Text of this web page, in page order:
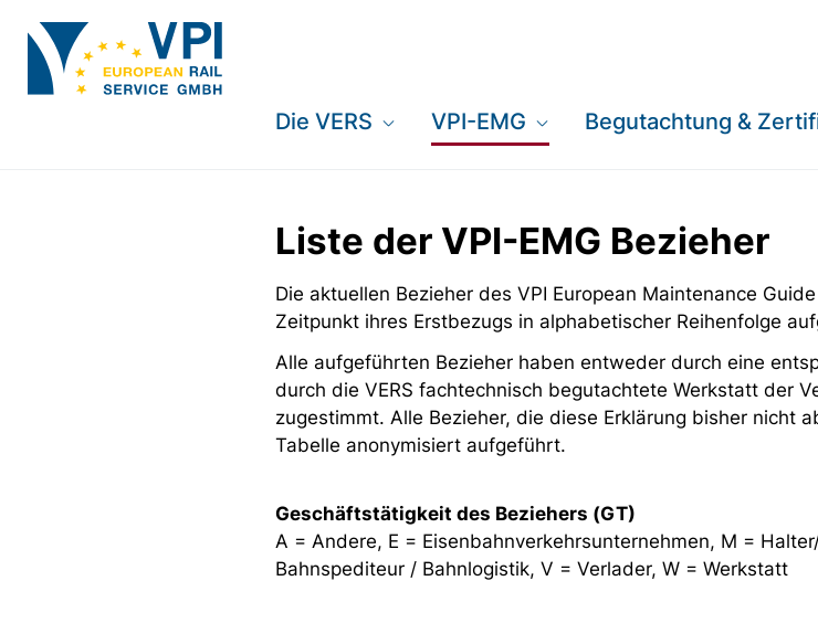
Die VERS VPI-EMG Begutachtung &
Liste der VPI-EMG Bezieher
Die aktuellen Bezieher des VPI European Maintenance
Zeitpunkt ihres Erstbezugs in alphabetischer Reihenfolge
Alle aufgeführten Bezieher haben entweder durch eine
durch die VERS fachtechnisch begutachtete Werkstatt der
zugestimmt. Alle Bezieher, die diese Erklärung bisher nicht
Tabelle anonymisiert aufgeführt.
Geschäftstätigkeit des Beziehers (GT)
A = Andere, E = Eisenbahnverkehrsunternehmen, M =
Bahnspediteur / Bahnlogistik, V = Verlader, W = Werkstatt